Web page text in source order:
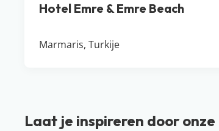
Hotel Emre & Emre Beach
Marmaris, Turkije
Laat je inspireren door